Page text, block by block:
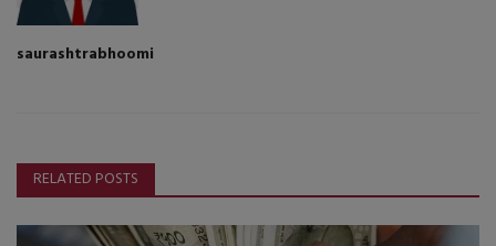
saurashtrabhoomi
RELATED POSTS